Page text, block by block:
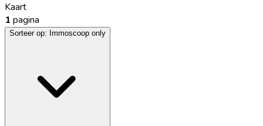
Kaart
1 pagina
Sorteer op: Immoscoop only